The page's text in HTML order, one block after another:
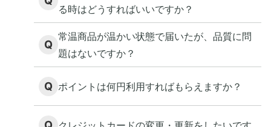
る時はどうすればいいですか？
Q
常温商品が温かい状態で届いたが、品質に問
題はないですか？
Q ポイントは何円利用すればもらえますか？